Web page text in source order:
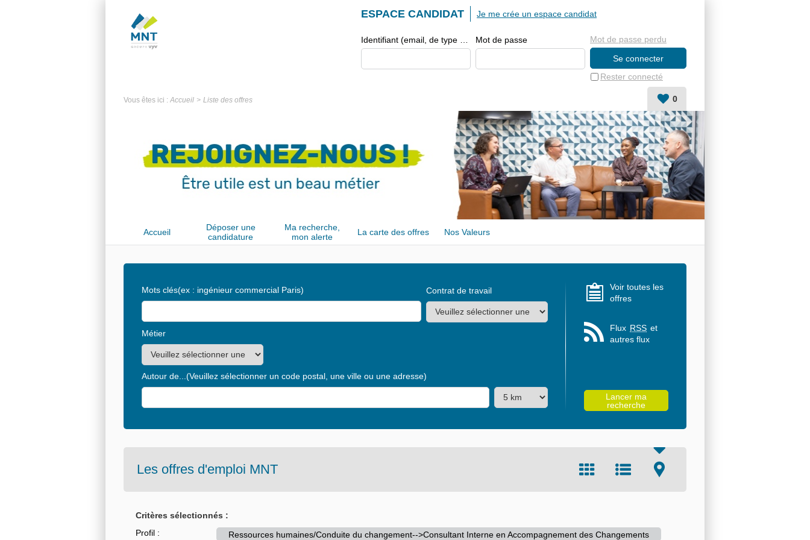
ESPACE CANDIDAT
Mot de passe
Rester connecté
Mot de passe perdu
Je me crée un espace candidat
Vous êtes ici : Accueil Liste des offres 0
Accueil
Déposer une
candidature
spontanée
Ma recherche,
mon alerte
La carte des offres Nos Valeurs
Mots clés(ex : ingénieur commercial Paris) Contrat de travail
Métier
Autour de... (Veuillez sélectionner un code postal, une ville ou une adresse)
Voir toutes les
offres
Flux RSS et
autres flux
Les offres d'emploi MNT
Critères sélectionnés :
Profil :
Ressources humaines/Conduite du changement-->Consultant Interne en Accompagnement des Changements